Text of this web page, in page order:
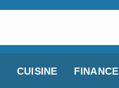
CUISINE FINANCE